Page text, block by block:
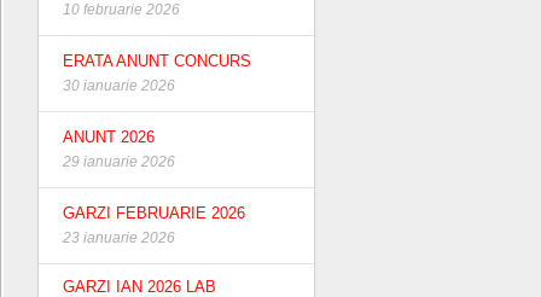
10 februarie 2026
ERATA ANUNT CONCURS
30 ianuarie 2026
ANUNT 2026
29 ianuarie 2026
GARZI FEBRUARIE 2026
23 ianuarie 2026
GARZI IAN 2026 LAB